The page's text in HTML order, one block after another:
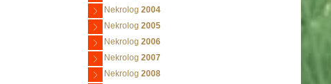
Nekrolog 2004
Nekrolog 2005
Nekrolog 2006
Nekrolog 2007
Nekrolog 2008